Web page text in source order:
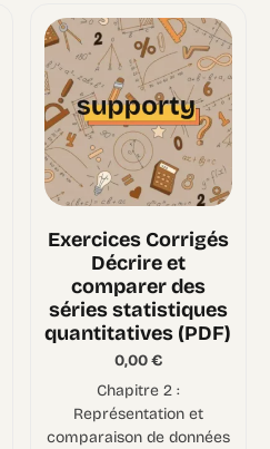
Exercices Corrigés
Décrire et
comparer des
séries statistiques
quantitatives (PDF)
0,00€
Chapitre 2 :
Représentation et
comparaison de données